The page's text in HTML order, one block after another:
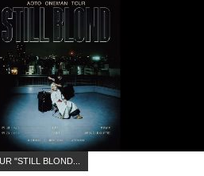
"STILL BLOND...